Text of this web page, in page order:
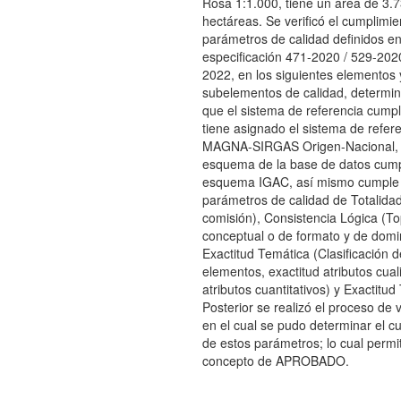
hectáreas. Se verificó el
parámetros de calidad definidos
especificación 471-2020 / 529-
2022, en los siguientes elementos
subelementos de calidad,
que el sistema de referencia
tiene asignado el sistema de
MAGNA-SIRGAS Origen-
esquema de la base de datos
esquema IGAC, así mismo
parámetros de calidad de
comisión), Consistencia Lógica
conceptual o de formato y de
Exactitud Temática (Clasificación
elementos, exactitud atributos
atributos cuantitativos) y Exactitud
Posterior se realizó el proceso de
en el cual se pudo determinar el
de estos parámetros; lo cual
concepto de APROBADO.